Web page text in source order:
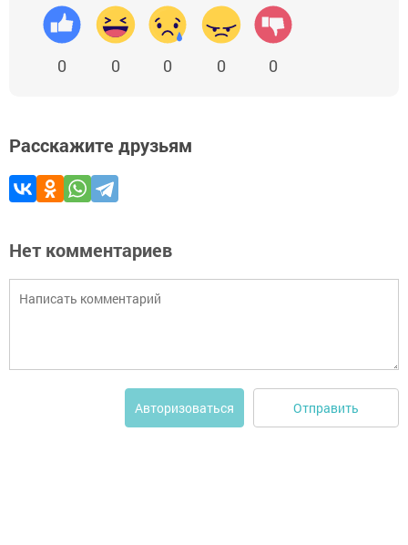
0 0 0 0 0
Расскажите друзьям
Нет комментариев
Авторизоваться Отправить